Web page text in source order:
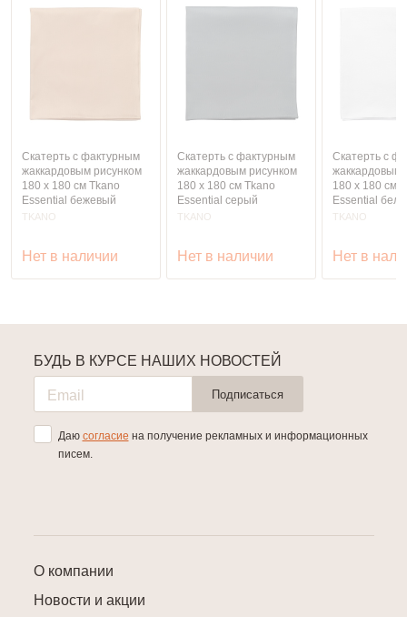
Скатерть с фактурным
жаккардовым рисунком
180 х 180 см Tkano
Essential бежевый
TKANO
Нет в наличии
Скатерть с фактурным
жаккардовым рисунком
180 х 180 см Tkano
Essential серый
TKANO
Нет в наличии
Скатерть с
жаккардовым
180 х 180 см
Essential
TKANO
Нет в
О компании
Новости и акции
БУДЬ В КУРСЕ НАШИХ НОВОСТЕЙ
Подписаться
Даю согласие на получение рекламных и информационных
писем.